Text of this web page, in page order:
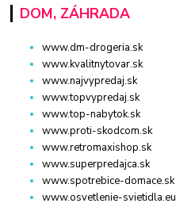
DOM, ZÁHRADA
www.dm-drogeria.sk
www.kvalitnytovar.sk
www.najvypredaj.sk
www.topvypredaj.sk
www.top-nabytok.sk
www.proti-skodcom.sk
www.retromaxishop.sk
www.superpredajca.sk
www.spotrebice-domace.sk
www.osvetlenie-svietidla.eu